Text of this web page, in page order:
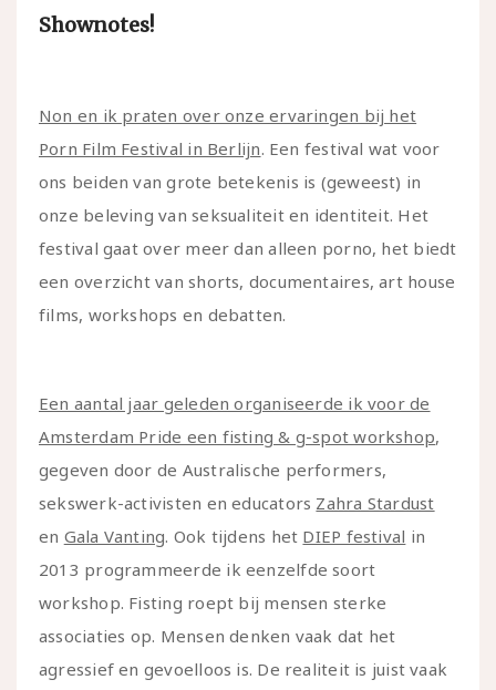
Shownotes!
Non en ik praten over onze ervaringen bij het
Porn Film Festival in Berlijn. Een festival wat voor
ons beiden van grote betekenis is (geweest) in
onze beleving van seksualiteit en identiteit. Het
festival gaat over meer dan alleen porno, het biedt
een overzicht van shorts, documentaires, art house
films, workshops en debatten.
Een aantal jaar geleden organiseerde ik voor de
Amsterdam Pride een fisting & g-spot workshop,
gegeven door de Australische performers,
sekswerk-activisten en educators Zahra Stardust
en Gala Vanting. Ook tijdens het DIEP festival in
2013 programmeerde ik eenzelfde soort
workshop. Fisting roept bij mensen sterke
associaties op. Mensen denken vaak dat het
agressief en gevoelloos is. De realiteit is juist vaak